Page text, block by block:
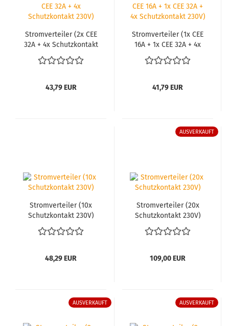
Strom­ver­tei­ler (2x CEE
32A + 4x Schutz­kon­takt
230V)
43,79 EUR
Strom­ver­tei­ler (1x CEE
16A + 1x CEE 32A + 4x
Schutz­kon­takt 230V)
41,79 EUR
Strom­ver­tei­ler (10x
Schutz­kon­takt 230V)
48,29 EUR
AUSVERKAUFT
Strom­ver­tei­ler (20x
Schutz­kon­takt 230V)
109,00 EUR
AUSVERKAUFT AUSVERKAUFT